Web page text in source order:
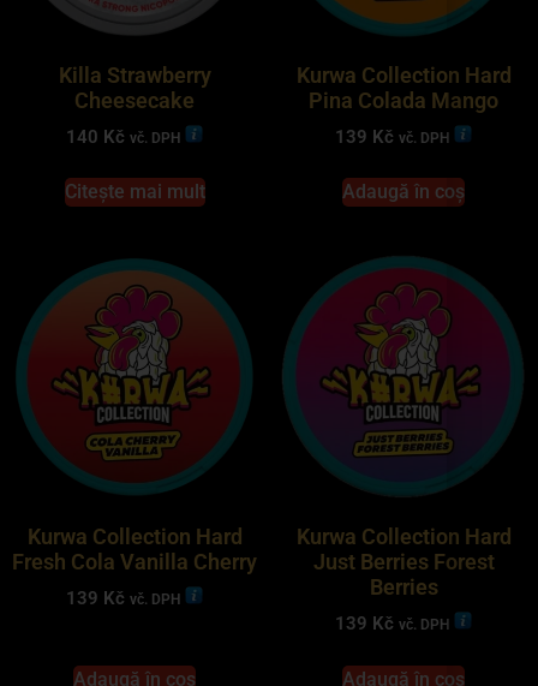
Killa Strawberry
Cheesecake
140 Kč vč. DPH
Citește mai mult
Kurwa Collection Hard
Pina Colada Mango
139 Kč vč. DPH
Adaugă în coș
Kurwa Collection Hard
Fresh Cola Vanilla Cherry
139 Kč vč. DPH
Adaugă în coș
Kurwa Collection Hard
Just Berries Forest
Berries
139 Kč vč. DPH
Adaugă în coș